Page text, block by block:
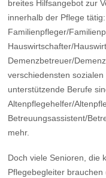
breites Hilfsangebot zur
innerhalb der Pflege
Familienpfleger/
Hauswirtschafter/
Demenzbetreuer/
verschiedensten
unterstützende Berufe
Altenpflegehelfer/
Betreuungsassistent/
mehr.
Doch viele Senioren, die
Pflegebegleiter